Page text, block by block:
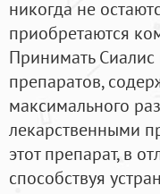
никогда не
приобретаются
Принимать
препаратов,
максимального
лекарственными
этот препарат, в
способствуя